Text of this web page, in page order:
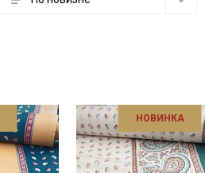
НОВИНКА